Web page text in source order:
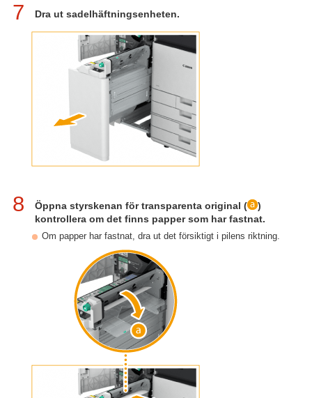
7 Dra ut sadelhäftningsenheten.
8 Öppna styrskenan för transparenta original (
)
kontrollera om det finns papper som har fastnat.
Om papper har fastnat, dra ut det försiktigt i pilens riktning.